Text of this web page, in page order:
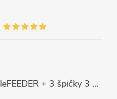
Delphin Prut LYCAN TeleFEEDER + 3 špičky 3 m, 80 g